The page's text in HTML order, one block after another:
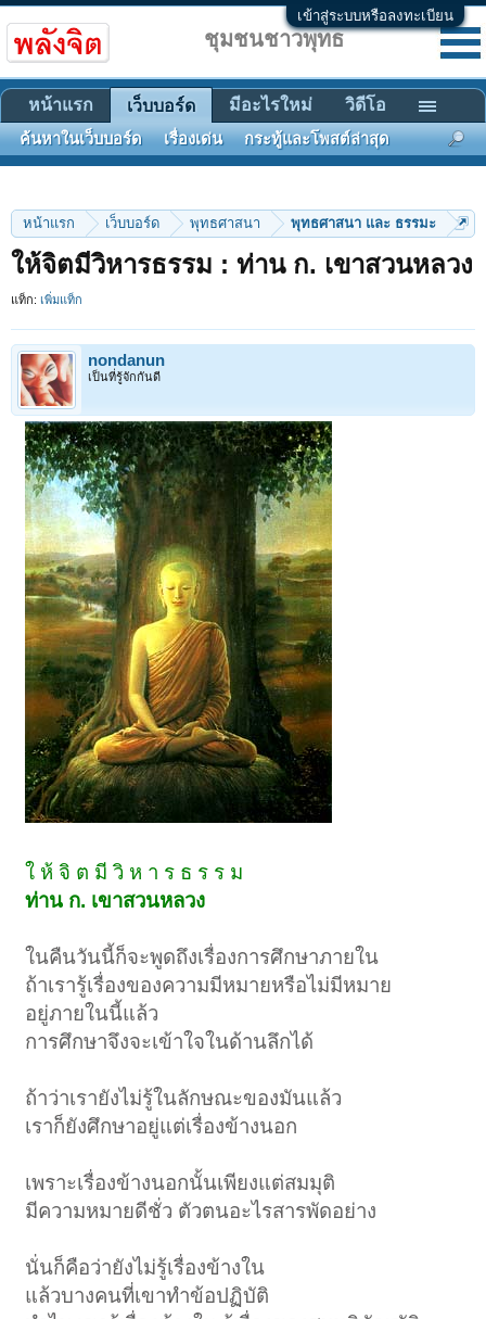
เข้าสู่ระบบหรือลงทะเบียน
หน้าแรก เว็บบอร์ด พุทธศาสนา พุทธศาสนา และ ธรรมะ
ให้จิตมีวิหารธรรม : ท่าน ก. เขาสวนหลวง
แท็ก: เพิ่มแท็ก
nondanun
เป็นที่รู้จักกันดี
ใ ห้ จิ ต มี วิ ห า ร ธ ร ร ม
ท่าน ก. เขาสวนหลวง
ในคืนวันนี้ก็จะพูดถึงเรื่องการศึกษาภายใน
ถ้าเรารู้เรื่องของความมีหมายหรือไม่มีหมาย
อยู่ภายในนี้แล้ว
การศึกษาจึงจะเข้าใจในด้านลึกได้
ถ้าว่าเรายังไม่รู้ในลักษณะของมันแล้ว
เราก็ยังศึกษาอยู่แต่เรื่องข้างนอก
เพราะเรื่องข้างนอกนั้นเพียงแต่สมมุติ
มีความหมายดีชั่ว ตัวตนอะไรสารพัดอย่าง
นั่นก็คือว่ายังไม่รู้เรื่องข้างใน
แล้วบางคนที่เขาทำข้อปฏิบัติ
ชุมชนชาวพุทธ
หน้าแรก เว็บบอร์ด
ค้นหาในเว็บบอร์ด เรื่องเด่น กระทู้และโพสต์ล่าสุด
มีอะไรใหม่ วิดีโอ